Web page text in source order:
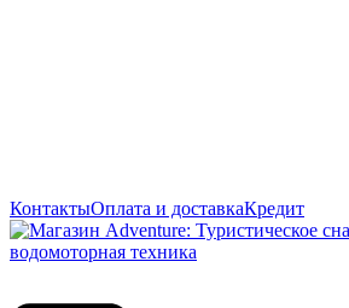
КонтактыОплата и доставкаКредит